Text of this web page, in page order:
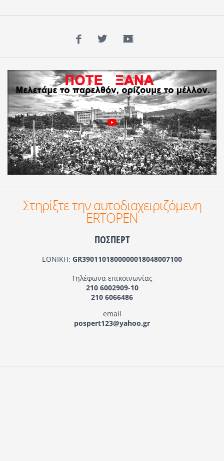
Facebook
TwitterYouTube
Στηρίξτε την αυτοδιαχειριζόμενη
ERTOPEN
ΠΟΣΠΕΡΤ
ΕΘΝΙΚΗ: GR3901101800000018048007100
Τηλέφωνα επικοινωνίας
210 6002909-10
210 6066486
email
pospert123@yahoo.gr